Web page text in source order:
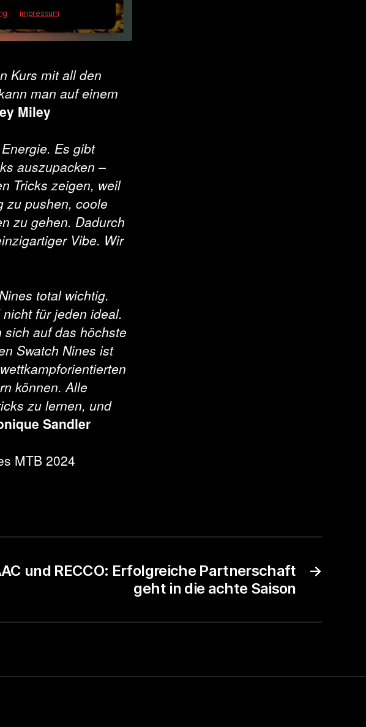
impressum
Kurs mit all den
man auf einem
Miley
Es gibt
auszupacken –
Tricks zeigen, weil
zu pushen, coole
zu gehen. Dadurch
Vibe. Wir
total wichtig.
für jeden ideal.
sich auf das höchste
Swatch Nines ist
können. Alle
zu lernen, und
Sandler
MTB 2024
→
und RECCO: Erfolgreiche Partnerschaft
geht in die achte Saison